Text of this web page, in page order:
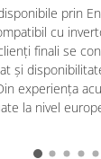
prin
cu
finali se
și
experiența
la nivel